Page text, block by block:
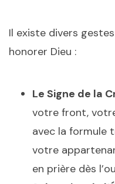
Il existe divers
honorer Dieu :
Le Signe de la
votre front,
avec la formule
votre
en prière dès